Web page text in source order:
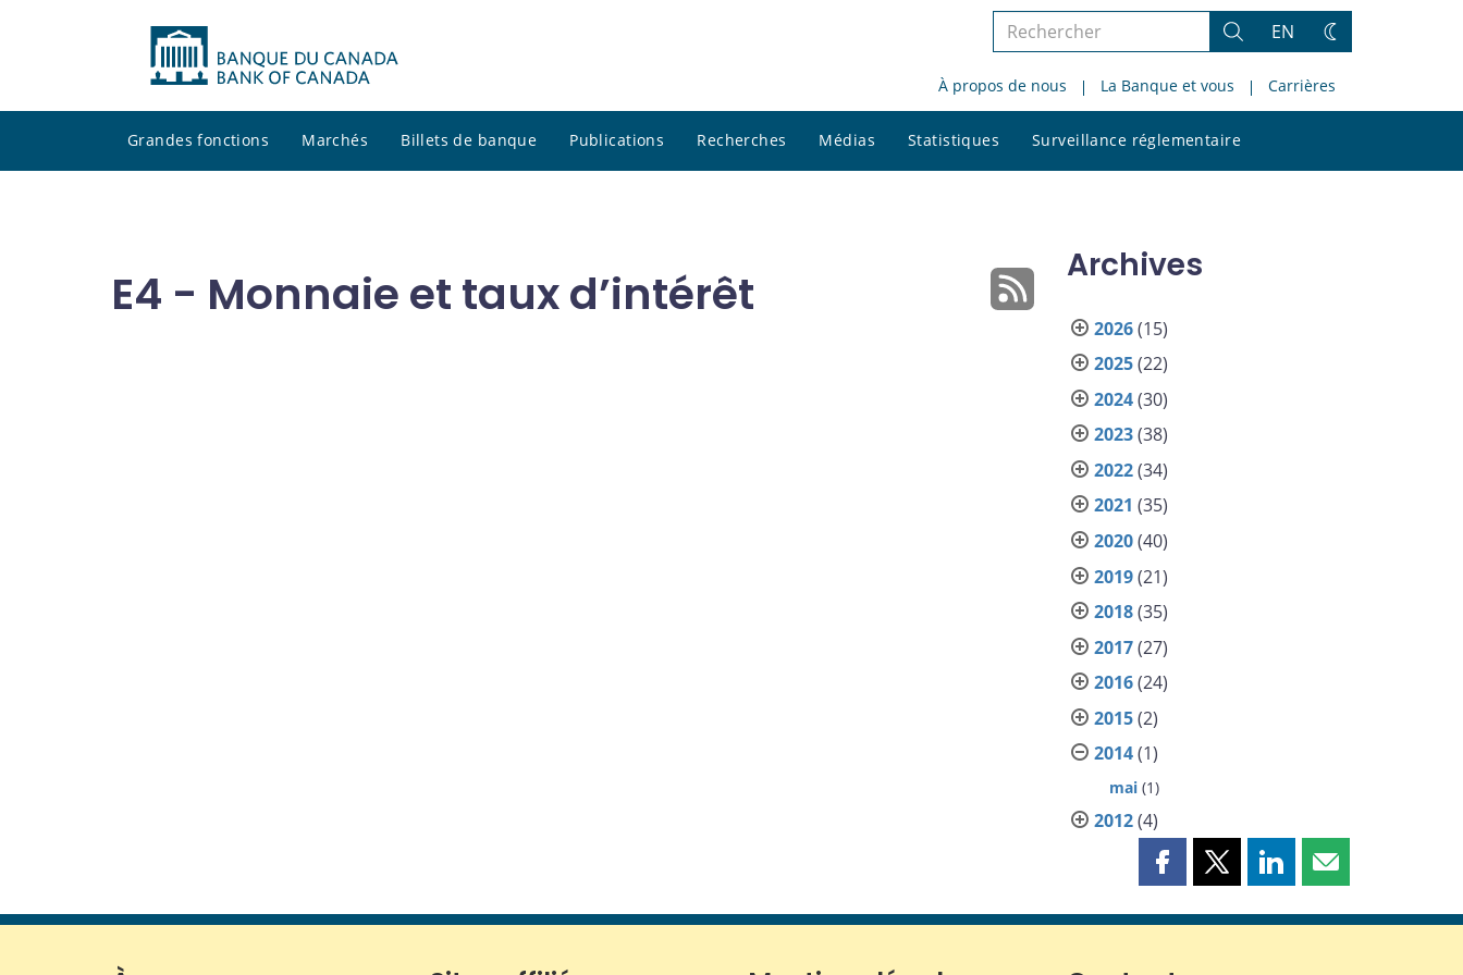
Rechercher
le
site
Rechercher
EN
Changez
thème
À propos de nous La Banque et vous Carrières
Grandes fonctions Marchés Billets de banque Publications Recherches Médias Statistiques Surveillance réglementaire
le
E4 - Monnaie et taux d’intérêt Archives
2026(15)
2025(22)
2024(30)
2023(38)
2022(34)
2021 (35)
2020(40)
2019(21)
2018(35)
2017(27)
2016(24)
2015(2)
2014(1)
mai (1)
2012(4)
Partager
page
Partager
page
Partager
page
Partager
page